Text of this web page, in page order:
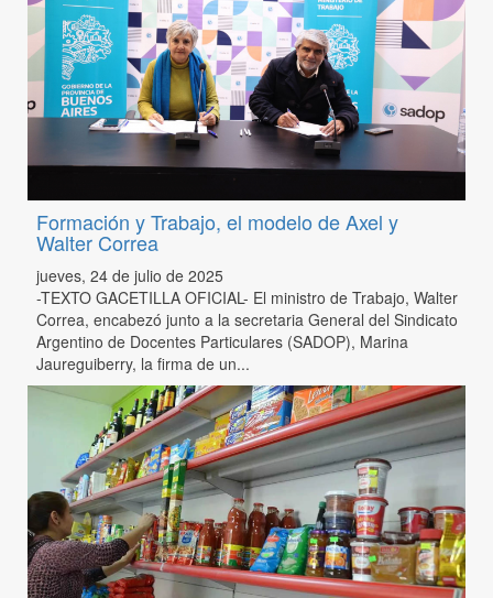
Formación y Trabajo, el modelo de Axel y
Walter Correa
jueves, 24 de julio de 2025
-TEXTO GACETILLA OFICIAL- El ministro de Trabajo, Walter
Correa, encabezó junto a la secretaria General del Sindicato
Argentino de Docentes Particulares (SADOP), Marina
Jaureguiberry, la firma de un...